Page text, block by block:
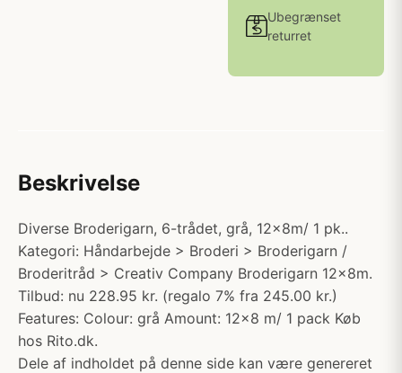
Ubegrænset
returret
Beskrivelse
Diverse Broderigarn, 6-trådet, grå, 12x8m/ 1 pk..
Kategori: Håndarbejde > Broderi > Broderigarn /
Broderitråd > Creativ Company Broderigarn 12x8m.
Tilbud: nu 228.95 kr. (regalo 7% fra 245.00 kr.)
Features: Colour: grå Amount: 12x8 m/ 1 pack Køb
hos Rito.dk.
Dele af indholdet på denne side kan være genereret